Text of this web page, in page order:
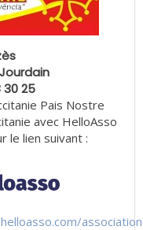
30 25
Pais Nostre
avec HelloAsso
le lien suivant :